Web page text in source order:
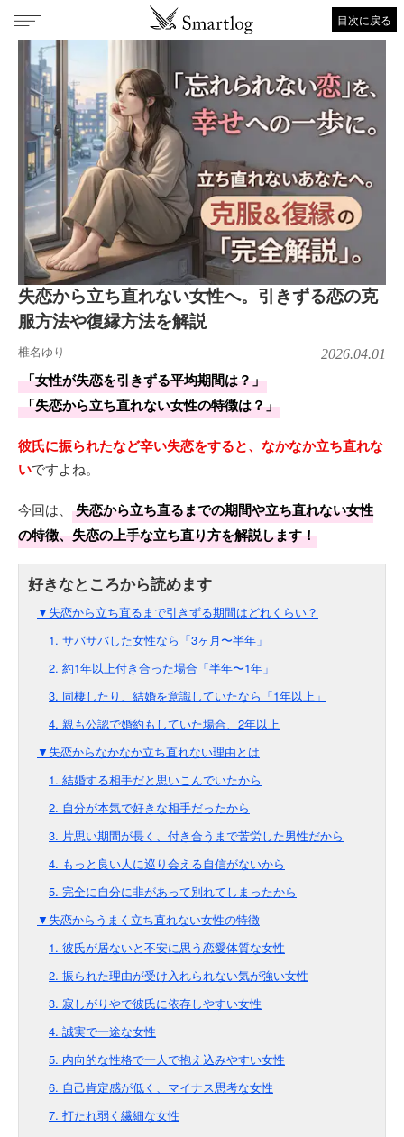
目次に戻る
失恋から立ち直れない女性へ。引きずる恋の克
服方法や復縁方法を解説
椎名ゆり 2026.04.01
「女性が失恋を引きずる平均期間は？」
「失恋から立ち直れない女性の特徴は？」
彼氏に振られたなど辛い失恋をすると、なかなか立ち直れな
いですよね。
今回は、
失恋から立ち直るまでの期間や立ち直れない女性
の特徴、失恋の上手な立ち直り方を解説します！
▼失恋から立ち直るまで引きずる期間はどれくらい？
1. サバサバした女性なら「3ヶ月〜半年」
2. 約1年以上付き合った場合「半年〜1年」
3. 同棲したり、結婚を意識していたなら「1年以上」
4. 親も公認で婚約もしていた場合、2年以上
▼失恋からなかなか立ち直れない理由とは
1. 結婚する相手だと思いこんでいたから
2. 自分が本気で好きな相手だったから
3. 片思い期間が長く、付き合うまで苦労した男性だから
4. もっと良い人に巡り会える自信がないから
5. 完全に自分に非があって別れてしまったから
▼失恋からうまく立ち直れない女性の特徴
1. 彼氏が居ないと不安に思う恋愛体質な女性
2. 振られた理由が受け入れられない気が強い女性
3. 寂しがりやで彼氏に依存しやすい女性
4. 誠実で一途な女性
5. 内向的な性格で一人で抱え込みやすい女性
6. 自己肯定感が低く、マイナス思考な女性
7. 打たれ弱く繊細な女性